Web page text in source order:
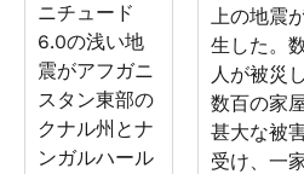
ニチュード
6.0の浅い地
震がアフガニ
スタン東部の
クナル州とナ
ンガルハール
上の地震
生した。
人が被災し
数百の家
甚大な被
受け、一